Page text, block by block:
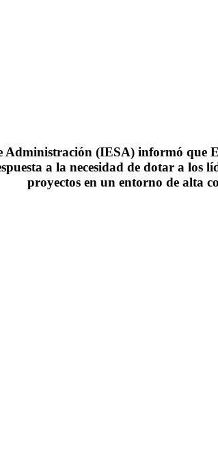
Administración (IESA) informó que
a la necesidad de dotar a
proyectos en un entorno de alta